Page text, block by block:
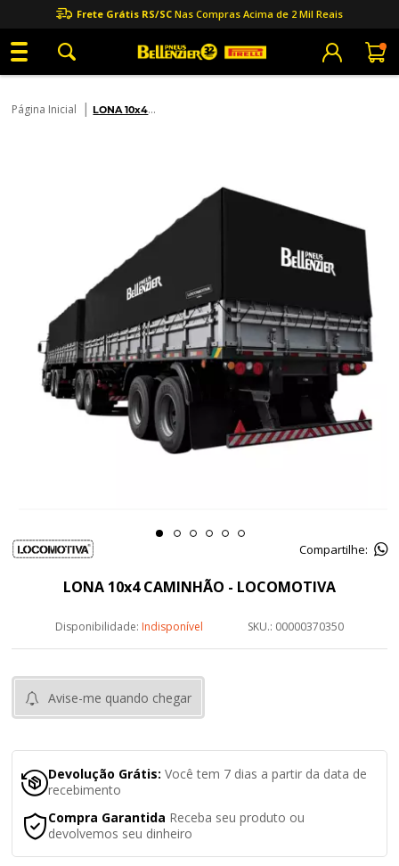
Frete Grátis RS/SC Nas Compras Acima de 2 Mil Reais
Página Inicial | LONA 10x4
Compartilhe:
LONA 10x4 CAMINHÃO - LOCOMOTIVA
Disponibilidade: Indisponível SKU.: 00000370350
Avise-me quando chegar
Devolução Grátis:Você tem 7 dias a partir da data de
recebimento
Compra Garantida Receba seu produto ou
devolvemos seu dinheiro